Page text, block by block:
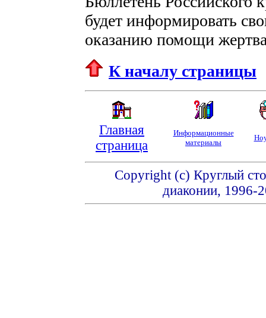
будет информировать
оказанию помощи
К началу страницы
Главная
страница
Информационные
материалы
Copyright (c) Круглый
диаконии, 1996-